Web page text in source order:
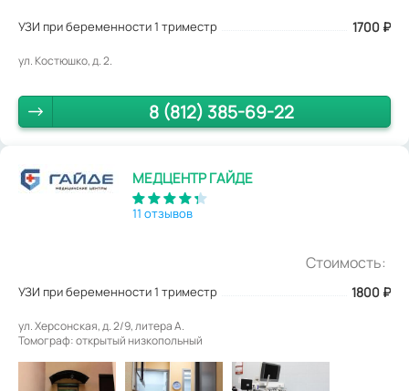
УЗИ при беременности 1 триместр 1700 ₽
ул. Костюшко, д. 2.
8 (812) 385-69-22
МЕДЦЕНТР ГАЙДЕ
11 отзывов
Стоимость:
УЗИ при беременности 1 триместр 1800 ₽
ул. Херсонская, д. 2/9, литера А.
Томограф: открытый низкопольный